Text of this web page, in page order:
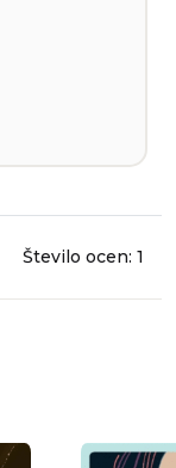
Število ocen: 1